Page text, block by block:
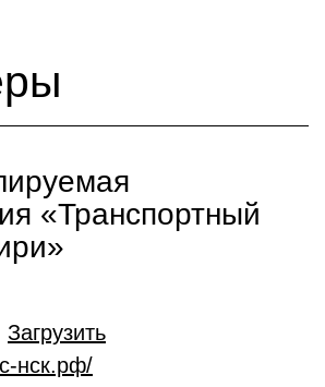
«Транспортный
Загрузить
нск.рф/